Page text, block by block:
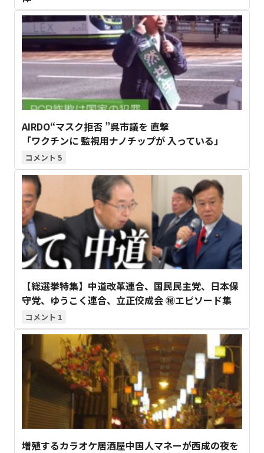
AIRDO“マスク拒否 ”呉市議を 直撃
「ワクチンに 監視用ナノチップが 入っている」
5
【総選挙特集】中道改革連合、国民民主党、日本保
守党、ゆうこく連合、立正佼成会 ㊙エピソード集
1
増殖するカラオケ居酒屋中国人マネーが西成の夜を